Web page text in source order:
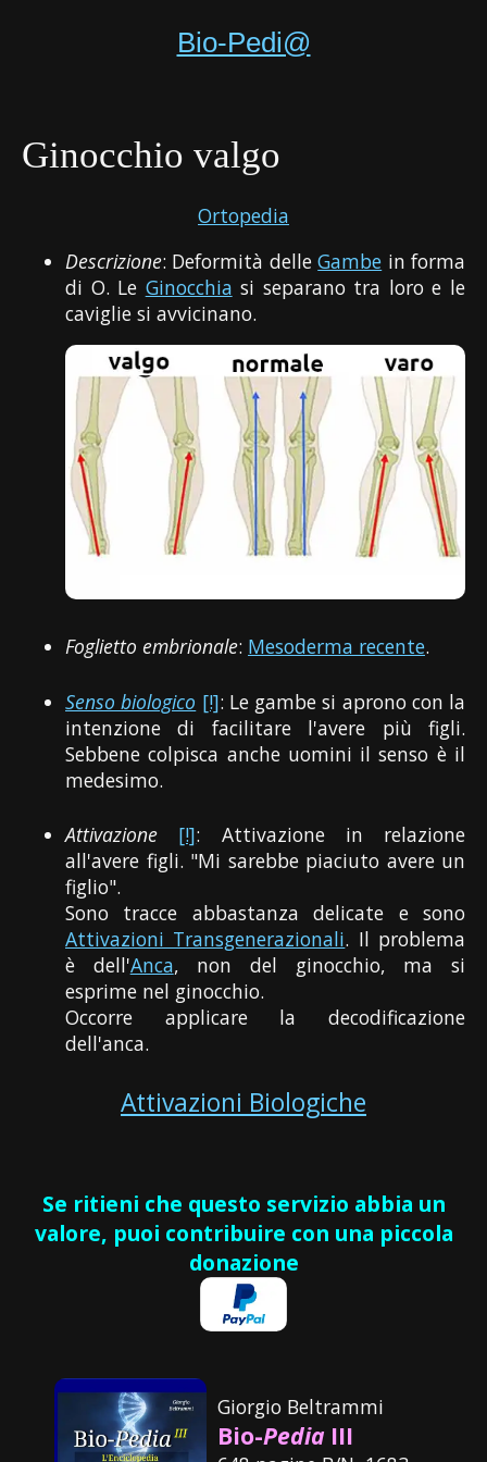
Bio-Pedi@
Ginocchio valgo
Ortopedia
Descrizione: Deformità delleGambe in forma
di O. Le Ginocchia si separano tra loro e le
caviglie si avvicinano.
Foglietto embrionale: Mesoderma recente.
Senso biologico [!]: Le gambe si aprono con la
intenzione di facilitare l'avere più figli.
Sebbene colpisca anche uomini il senso è il
medesimo.
Attivazione [!]: Attivazione in relazione
all'avere figli. "Mi sarebbe piaciuto avere un
figlio".
Sono tracce abbastanza delicate e sono
Attivazioni Transgenerazionali. Il problema
è dell'Anca, non del ginocchio, ma si
esprime nel ginocchio.
Occorre applicare la decodificazione
dell'anca.
Attivazioni Biologiche
Se ritieni che questo servizio abbia un
valore, puoi contribuire con una piccola
donazione
Giorgio Beltrammi
Bio-Pedia III